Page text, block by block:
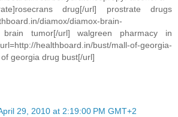
drug[/url] prostrate drugs
diamox/diamox-brain-
brain tumor[/url] walgreen pharmacy in
healthboard.in/bust/mall-of-georgia-
georgia drug bust[/url]
29, 2010 at 2:19:00 PM GMT+2